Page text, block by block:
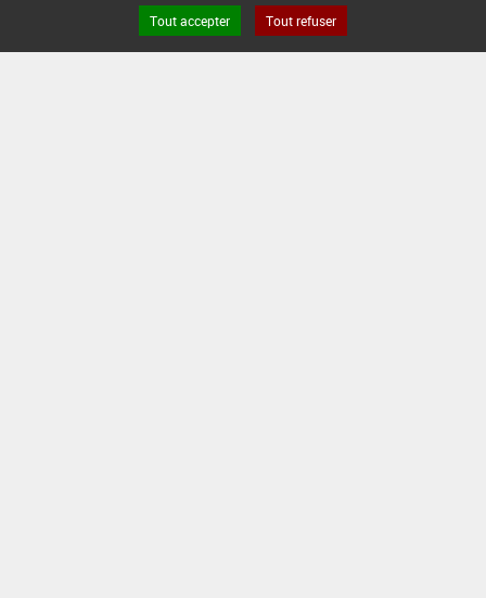
D'EMPLOI
NOMBRE MAX
D'APPLICATION
STADE
D'APPLICATION
DÉLAIS
AVANT
RÉCOLTE
(DVP)
Tout accepter Tout refuser